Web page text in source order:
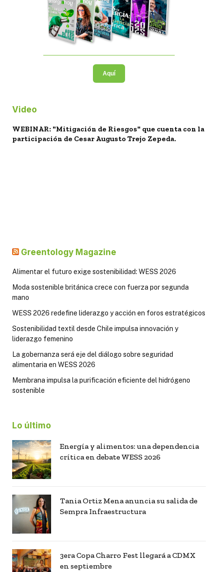
Aquí
Video
WEBINAR: "Mitigación de Riesgos" que cuenta con la
participación de Cesar Augusto Trejo Zepeda.
Greentology Magazine
Alimentar el futuro exige sostenibilidad: WESS 2026
Moda sostenible británica crece con fuerza por segunda
mano
WESS 2026 redefine liderazgo y acción en foros estratégicos
Sostenibilidad textil desde Chile impulsa innovación y
liderazgo femenino
La gobernanza será eje del diálogo sobre seguridad
alimentaria en WESS 2026
Membrana impulsa la purificación eficiente del hidrógeno
sostenible
Lo último
Energía y alimentos: una dependencia
crítica en debate WESS 2026
Tania Ortiz Mena anuncia su salida de
Sempra Infraestructura
3era Copa Charro Fest llegará a CDMX
en septiembre